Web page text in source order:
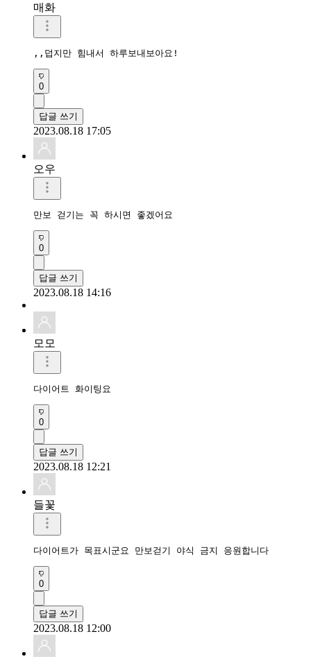
매화
,,덥지만 힘내서 하루보내보아요!
0
답글 쓰기
2023.08.18 17:05
오우
만보 걷기는 꼭 하시면 좋겠어요
0
답글 쓰기
2023.08.18 14:16
모모
다이어트 화이팅요
0
답글 쓰기
2023.08.18 12:21
들꽃
다이어트가 목표시군요 만보걷기 야식 금지 응원합니다
0
답글 쓰기
2023.08.18 12:00